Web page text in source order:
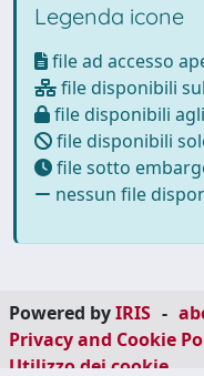
Legenda icone
file ad accesso
file disponibili
file disponibili
file disponibili
file sotto
nessun file
Powered byIRIS -
Privacy and Cookie
Utilizzo dei cookie